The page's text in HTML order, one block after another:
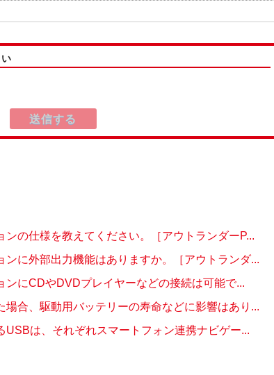
ンの仕様を教えてください。［アウトランダーP...
ンに外部出力機能はありますか。［アウトランダ...
ンにCDやDVDプレイヤーなどの接続は可能で...
場合、駆動用バッテリーの寿命などに影響はあり...
USBは、それぞれスマートフォン連携ナビゲー...